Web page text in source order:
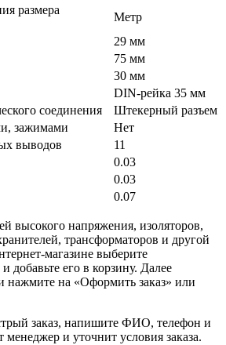
размера
Метр
29 мм
75 мм
30 мм
DIN-рейка 35 мм
соединения
Штекерный разъем
зажимами
Нет
выводов
11
0.03
0.03
0.07
высокого напряжения, изоляторов,
трансформаторов и другой
магазине выберите
добавьте его в корзину. Далее
нажмите на «Оформить заказ» или
заказ, напишите ФИО, телефон и
и уточнит условия заказа.